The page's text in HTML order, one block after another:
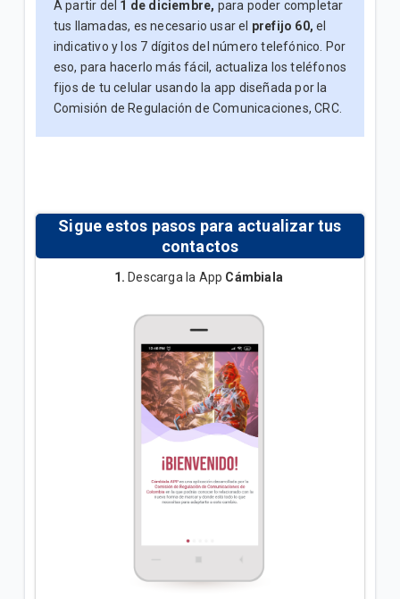
Indicativos telefónicos Colombia | General
VER MÁS
A partir del 1 de diciembre, para poder completar
tus llamadas, es necesario usar el prefijo 60, el
indicativo y los 7 dígitos del número telefónico. Por
eso, para hacerlo más fácil, actualiza los teléfonos
fijos de tu celular usando la app diseñada por la
Comisión de Regulación de Comunicaciones, CRC.
Sigue estos pasos para actualizar tus
contactos
1. Descarga la App Cámbiala